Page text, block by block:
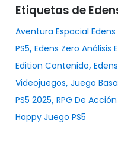
Etiquetas de
Aventura Espacial Edens
PS5, Edens Zero Análisis
Edition Contenido,
Videojuegos, Juego
PS5 2025, RPG De
Happy Juego PS5